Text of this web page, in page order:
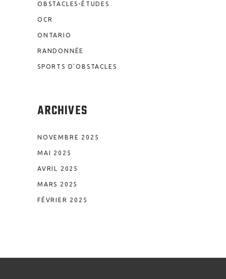
OBSTACLES-ÉTUDES
OCR
ONTARIO
RANDONNÉE
SPORTS D'OBSTACLES
ARCHIVES
NOVEMBRE 2025
MAI 2025
AVRIL 2025
MARS 2025
FÉVRIER 2025